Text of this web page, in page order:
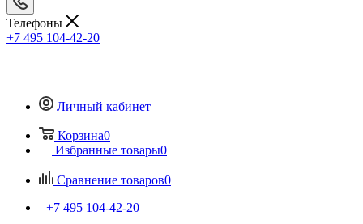
Телефоны
+7 495 104-42-20
Личный кабинет
Корзина0
Избранные товары0
Сравнение товаров0
+7 495 104-42-20